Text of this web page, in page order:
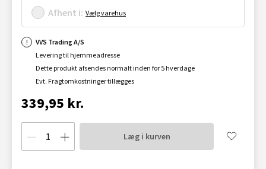
Afhent i: Vælg varehus
VVS Trading A/S
Levering til hjemmeadresse
Dette produkt afsendes normalt inden for 5 hverdage
Evt. Fragtomkostninger tillægges
339,95 kr.
Læg i kurven